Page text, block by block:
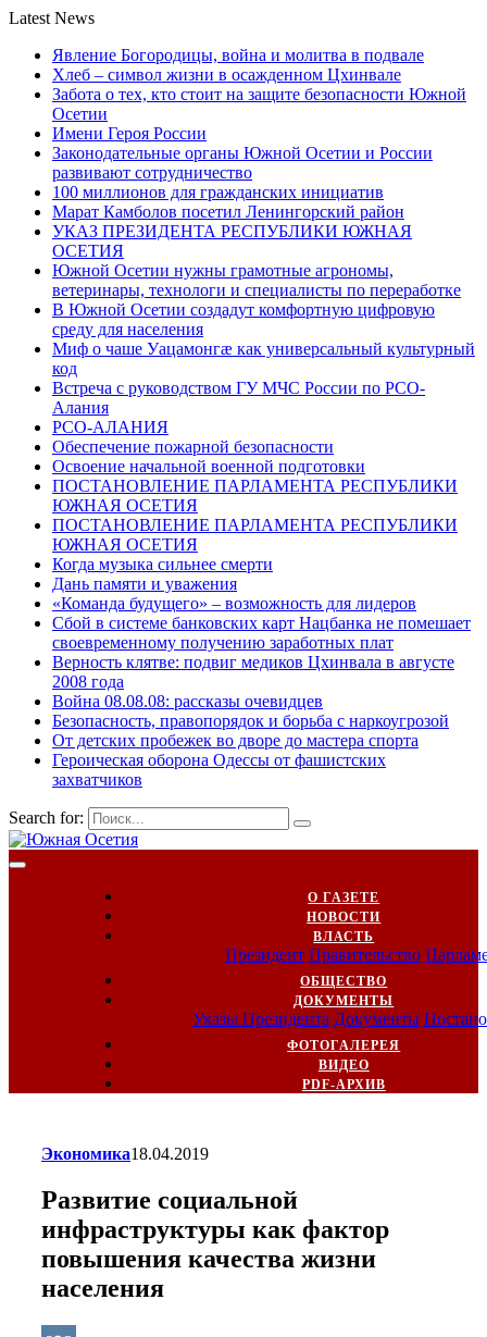
Latest News
Явление Богородицы, война и молитва в подвале
Хлеб – символ жизни в осажденном Цхинвале
Забота о тех, кто стоит на защите безопасности Южной
Осетии
Имени Героя России
Законодательные органы Южной Осетии и России
развивают сотрудничество
100 миллионов для гражданских инициатив
Марат Камболов посетил Ленингорский район
УКАЗ ПРЕЗИДЕНТА РЕСПУБЛИКИ ЮЖНАЯ
ОСЕТИЯ
Южной Осетии нужны грамотные агрономы,
ветеринары, технологи и специалисты по переработке
В Южной Осетии создадут комфортную цифровую
среду для населения
Миф о чаше Уацамонгæ как универсальный культурный
код
Встреча с руководством ГУ МЧС России по РСО-
Алания
РСО-АЛАНИЯ
Обеспечение пожарной безопасности
Освоение начальной военной подготовки
ПОСТАНОВЛЕНИЕ ПАРЛАМЕНТА РЕСПУБЛИКИ
ЮЖНАЯ ОСЕТИЯ
ПОСТАНОВЛЕНИЕ ПАРЛАМЕНТА РЕСПУБЛИКИ
ЮЖНАЯ ОСЕТИЯ
Когда музыка сильнее смерти
Дань памяти и уважения
«Команда будущего» – возможность для лидеров
Сбой в системе банковских карт Нацбанка не помешает
своевременному получению заработных плат
Верность клятве: подвиг медиков Цхинвала в августе
2008 года
Война 08.08.08: рассказы очевидцев
Безопасность, правопорядок и борьба с наркоугрозой
От детских пробежек во дворе до мастера спорта
Героическая оборона Одессы от фашистских
захватчиков
Search for:
О ГАЗЕТЕ
НОВОСТИ
ВЛАСТЬ
Президент Правительство
ОБЩЕСТВО
ДОКУМЕНТЫ
Указы Президента Документы
ФОТОГАЛЕРЕЯ
ВИДЕО
PDF-АРХИВ
Экономика18.04.2019
Развитие социальной
инфраструктуры как фактор
повышения качества жизни
населения